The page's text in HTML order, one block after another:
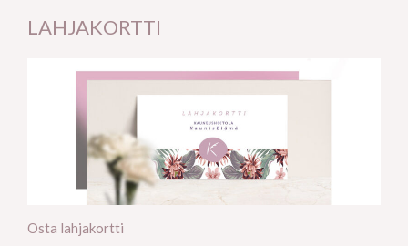
LAHJAKORTTI
Osta lahjakortti